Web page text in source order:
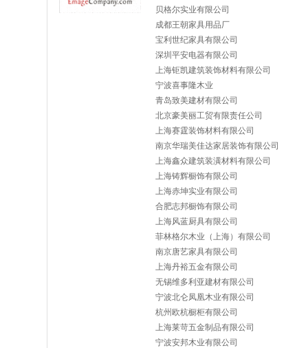
贝格尔实业有限公司
成都王朝家具用品厂
宝利世纪家具有限公司
深圳平安电器有限公司
上海钜凯建筑装饰材料有限公司
宁波喜事隆木业
青岛致美建材有限公司
北京豪美丽工贸有限责任公司
上海赛霆装饰材料有限公司
南京华瑞美佳达家居装饰有限公司
上海鑫众建筑装潢材料有限公司
上海铸辉橱饰有限公司
上海赤坤实业有限公司
合肥志邦橱饰有限公司
上海风蓝厨具有限公司
菲林格尔木业（上海）有限公司
南京唐艺家具有限公司
上海丹裕五金有限公司
无锡维多利亚建材有限公司
宁波北仑凤凰木业有限公司
杭州欧杭橱柜有限公司
上海莱苛五金制品有限公司
宁波安邦木业有限公司